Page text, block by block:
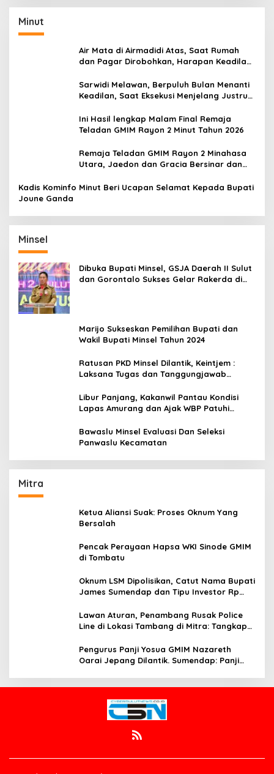
Minut
Air Mata di Airmadidi Atas, Saat Rumah
dan Pagar Dirobohkan, Harapan Keadilan
Sarwidi Melawan, Berpuluh Bulan Menanti
Keadilan, Saat Eksekusi Menjelang Justru
Ini Hasil lengkap Malam Final Remaja
Teladan GMIM Rayon 2 Minut Tahun 2026
Remaja Teladan GMIM Rayon 2 Minahasa
Utara, Jaedon dan Gracia Bersinar dan
Kadis Kominfo Minut Beri Ucapan Selamat Kepada Bupati
Joune Ganda
Minsel
Dibuka Bupati Minsel, GSJA Daerah II Sulut
dan Gorontalo Sukses Gelar Rakerda di
Marijo Sukseskan Pemilihan Bupati dan
Wakil Bupati Minsel Tahun 2024
Ratusan PKD Minsel Dilantik, Keintjem :
Laksana Tugas dan Tanggungjawab
Libur Panjang, Kakanwil Pantau Kondisi
Lapas Amurang dan Ajak WBP Patuhi
Bawaslu Minsel Evaluasi Dan Seleksi
Panwaslu Kecamatan
Mitra
Ketua Aliansi Suak: Proses Oknum Yang
Bersalah
Pencak Perayaan Hapsa WKI Sinode GMIM
di Tombatu
Oknum LSM Dipolisikan, Catut Nama Bupati
James Sumendap dan Tipu Investor Rp
Lawan Aturan, Penambang Rusak Police
Line di Lokasi Tambang di Mitra: Tangkap
Pengurus Panji Yosua GMIM Nazareth
Oarai Jepang Dilantik. Sumendap: Panji